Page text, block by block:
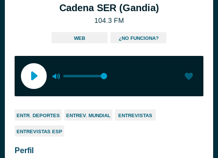
Cadena SER (Gandia)
104.3 FM
WEB ¿NO FUNCIONA?
ENTR. DEPORTES ENTREV. MUNDIAL ENTREVISTAS
ENTREVISTAS ESP
Perfil